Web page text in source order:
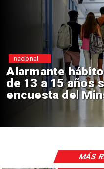
jóvenes
MÁS